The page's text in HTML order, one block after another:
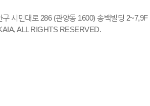
구 시민대로 286 (관양동 1600) 송백빌딩
ALL RIGHTS RESERVED.